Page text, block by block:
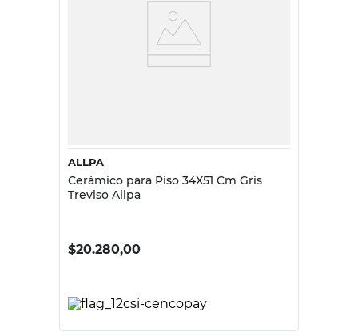
ALLPA
Cerámico para Piso 34X51 Cm Gris
Treviso Allpa
$20.280,00